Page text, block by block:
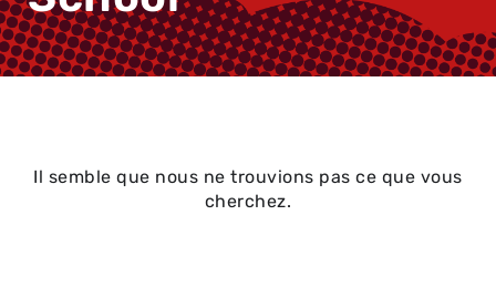
Il semble que nous ne trouvions pas ce que vous
cherchez.